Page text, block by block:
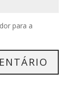
para a